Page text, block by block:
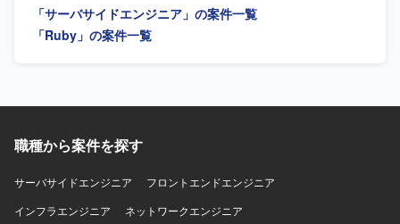
Datadog、Fluentd、BigQuery、Redashなどによるモニタ
リングやデータ分析の仕組みが整っております。
上で構築されており、ECS、EC2、RDS/Aurora、
DynamoDB、S3、SQS、Lambdaなどを利用しています。
ツールとしてClaude Code、GitHub Copilot、Devin、
Google Workspaceを利用しています。
「サーバサイドエンジニア」の案件一覧
「Ruby」の案件一覧
職種から案件を探す
サーバサイドエンジニア
フロントエンドエンジニア
インフラエンジニア
ネットワークエンジニア